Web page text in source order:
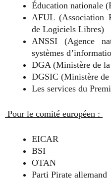
Éducation nationale
AFUL (Association
de Logiciels Libres)
ANSSI (Agence
systèmes
DGA (Ministère de
DGSIC (Ministère de
Les services du
Pour le comité européen :
EICAR
BSI
OTAN
Parti Pirate allemand